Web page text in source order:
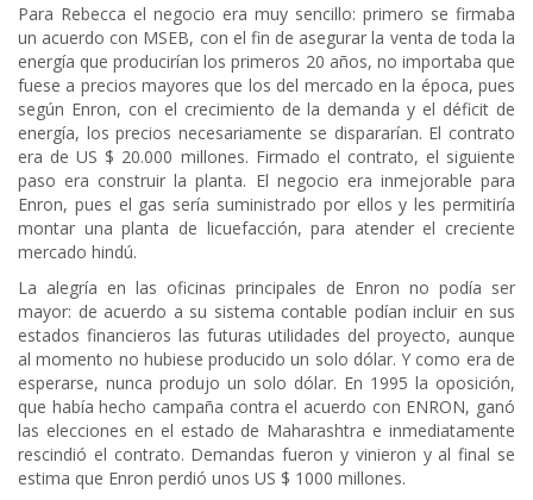
Para Rebecca el negocio era muy sencillo: primero se firmaba
un acuerdo con MSEB, con el fin de asegurar la venta de toda la
energía que producirían los primeros 20 años, no importaba que
fuese a precios mayores que los del mercado en la época, pues
según Enron, con el crecimiento de la demanda y el déficit de
energía, los precios necesariamente se dispararían. El contrato
era de US $ 20.000 millones. Firmado el contrato, el siguiente
paso era construir la planta. El negocio era inmejorable para
Enron, pues el gas sería suministrado por ellos y les permitiría
montar una planta de licuefacción, para atender el creciente
mercado hindú.
La alegría en las oficinas principales de Enron no podía ser
mayor: de acuerdo a su sistema contable podían incluir en sus
estados financieros las futuras utilidades del proyecto, aunque
al momento no hubiese producido un solo dólar. Y como era de
esperarse, nunca produjo un solo dólar. En 1995 la oposición,
que había hecho campaña contra el acuerdo con ENRON, ganó
las elecciones en el estado de Maharashtra e inmediatamente
rescindió el contrato. Demandas fueron y vinieron y al final se
estima que Enron perdió unos US $ 1000 millones.